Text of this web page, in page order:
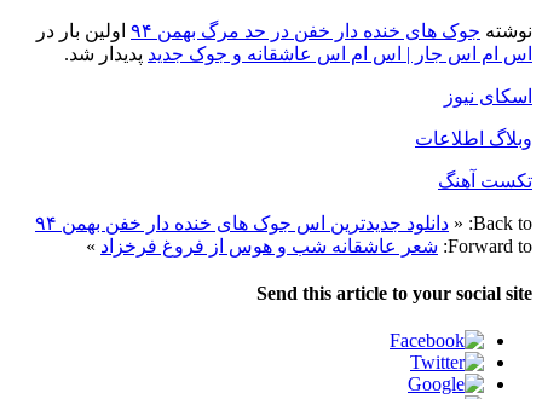
نوشته جوک های خنده دار خفن در حد مرگ بهمن ۹۴
اولین بار در
اس ام اس جار | اس ام اس عاشقانه و جوک جدید پدیدار شد.
اسکای نیوز
وبلاگ اطلاعات
تکست آهنگ
Back to:
« دانلود جدیدترین اس جوک های خنده دار خفن بهمن ۹۴
Forward to: شعر عاشقانه شب و هوس از فروغ فرخزاد »
Send this article to your social site